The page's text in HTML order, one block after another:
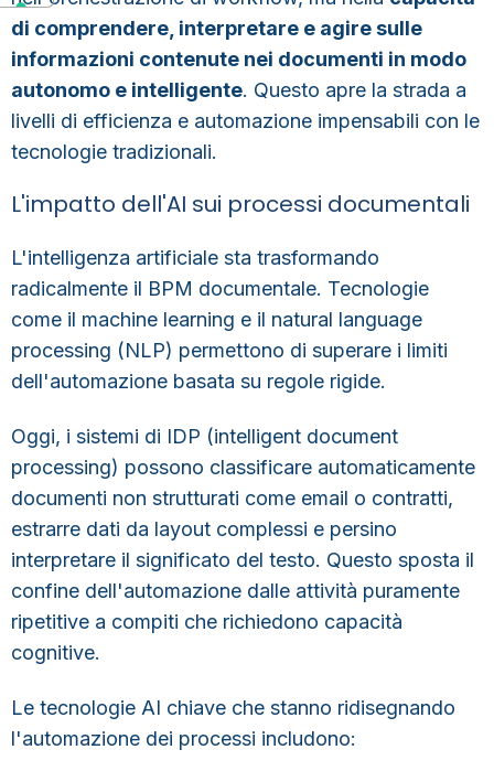
di comprendere, interpretare e agire sulle
informazioni contenute nei documenti in modo
autonomo e intelligente. Questo apre la strada a
livelli di efficienza e automazione impensabili con le
tecnologie tradizionali.
L'impatto dell'AI sui processi documentali
L'intelligenza artificiale sta trasformando
radicalmente il BPM documentale. Tecnologie
come il machine learning e il natural language
processing (NLP) permettono di superare i limiti
dell'automazione basata su regole rigide.
Oggi, i sistemi di IDP (intelligent document
processing) possono classificare automaticamente
documenti non strutturati come email o contratti,
estrarre dati da layout complessi e persino
interpretare il significato del testo. Questo sposta il
confine dell'automazione dalle attività puramente
ripetitive a compiti che richiedono capacità
cognitive.
Le tecnologie AI chiave che stanno ridisegnando
l'automazione dei processi includono: